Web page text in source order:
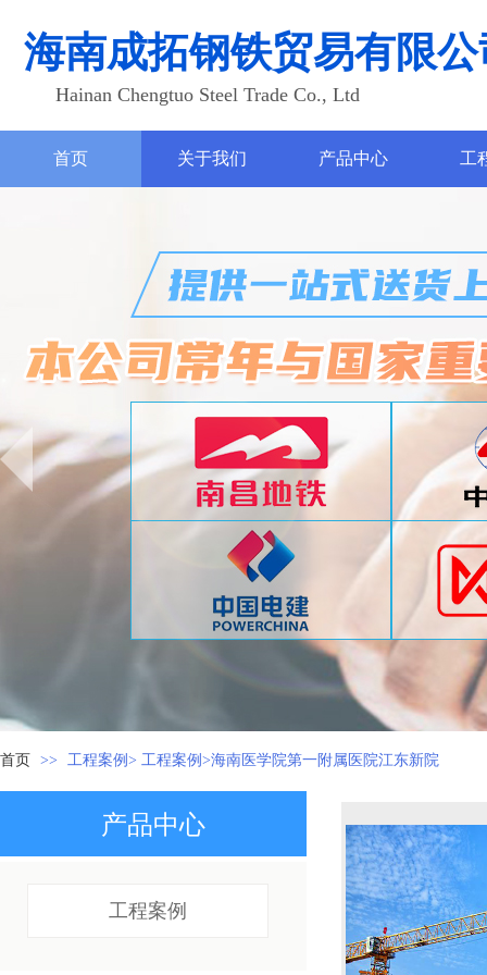
海南成拓钢铁贸易有限
Hainan Chengtuo Steel Trade Co., Ltd
首页 关于我们 产品中心 工
首页 >> 工程案例> 工程案例>海南医学院第一附属医院江东新院
产品中心
工程案例